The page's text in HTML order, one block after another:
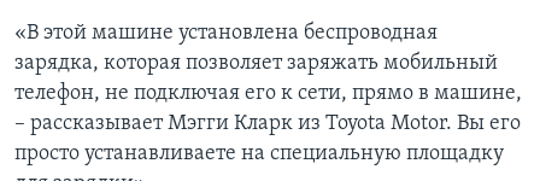
«В этой машине установлена беспроводная
зарядка, которая позволяет заряжать мобильный
телефон, не подключая его к сети, прямо в машине,
– рассказывает Мэгги Кларк из Toyota Motor. Вы его
просто устанавливаете на специальную площадку